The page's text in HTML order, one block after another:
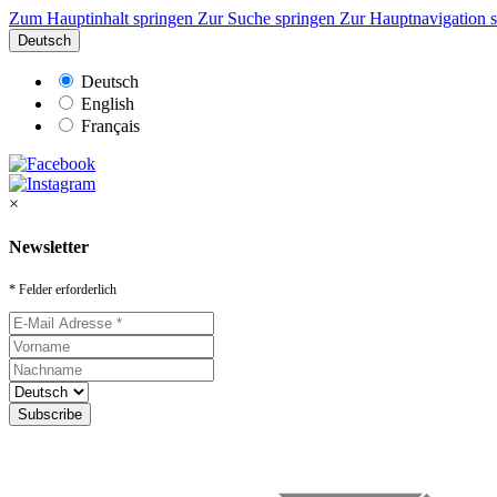
Zum Hauptinhalt springen Zur Suche springen Zur Hauptnavigation
Deutsch
Deutsch
English
Français
×
Newsletter
* Felder erforderlich